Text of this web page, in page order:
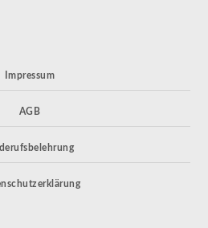
Impressum
AGB